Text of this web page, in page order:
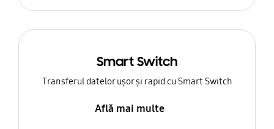
Smart Switch
Transferul datelor ușor și rapid cu Smart Switch
Află mai multe